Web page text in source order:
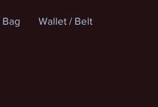
Bag Wallet / Belt